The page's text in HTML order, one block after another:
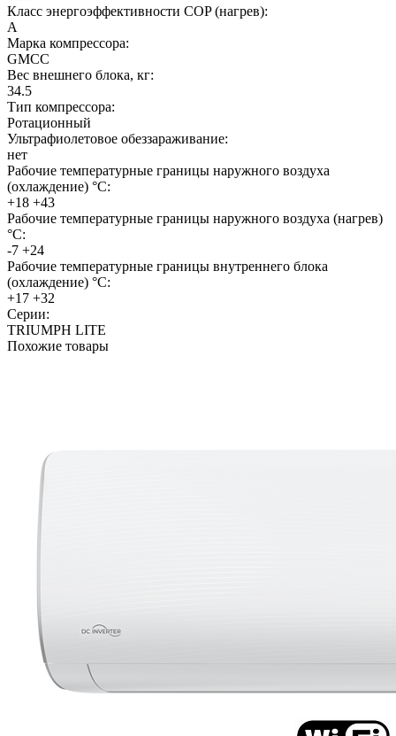
Класс энергоэффективности COP (нагрев):
A
Марка компрессора:
GMCC
Вес внешнего блока, кг:
34.5
Тип компрессора:
Ротационный
Ультрафиолетовое обеззараживание:
нет
Рабочие температурные границы наружного воздуха
(охлаждение) °C:
+18 +43
Рабочие температурные границы наружного воздуха (нагрев)
°C:
-7 +24
Рабочие температурные границы внутреннего блока
(охлаждение) °C:
+17 +32
Серии:
TRIUMPH LITE
Похожие товары